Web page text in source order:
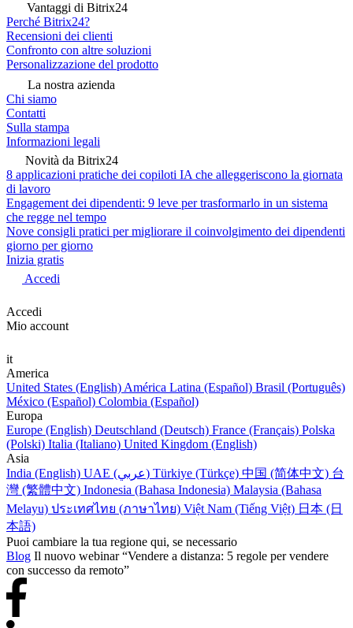
Vantaggi di Bitrix24
Perché Bitrix24?
Recensioni dei clienti
Confronto con altre soluzioni
Personalizzazione del prodotto
La nostra azienda
Chi siamo
Contatti
Sulla stampa
Informazioni legali
Novità da Bitrix24
8 applicazioni pratiche dei copiloti IA che alleggeriscono la giornata
di lavoro
Engagement dei dipendenti: 9 leve per trasformarlo in un sistema
che regge nel tempo
Nove consigli pratici per migliorare il coinvolgimento dei dipendenti
giorno per giorno
Inizia gratis
Accedi
Accedi
Mio account
it
America
United States (English) América Latina (Español) Brasil (Português)
México (Español) Colombia (Español)
Europa
Europe (English) Deutschland (Deutsch) France (Français) Polska
(Polski) Italia (Italiano) United Kingdom (English)
Asia
India (English)
UAE (عربي) Türkiye (Türkçe) 中国 (简体中文) 台
灣 (繁體中文) Indonesia (Bahasa Indonesia) Malaysia (Bahasa
Melayu) ประเทศไทย (ภาษาไทย) Việt Nam (Tiếng Việt) 日本 (日
本語)
Puoi cambiare la tua regione qui, se necessario
Blog Il nuovo webinar “Vendere a distanza: 5 regole per vendere
con successo da remoto”